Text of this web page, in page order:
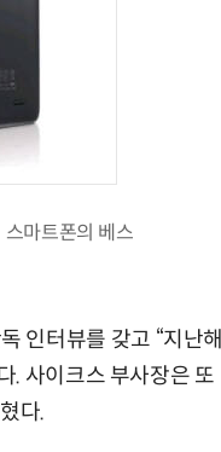
마트폰의 베스
인터뷰를 갖고 “지난해
. 사이크스 부사장은 또
다.